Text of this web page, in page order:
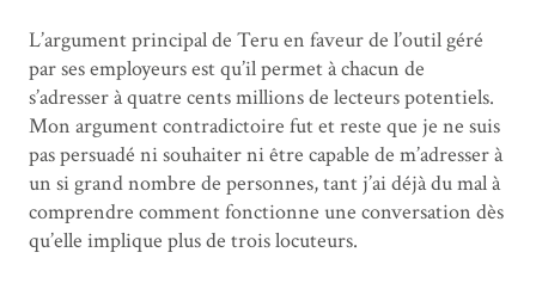
L’argument principal de Teru en faveur de l’outil géré
par ses employeurs est qu’il permet à chacun de
s’adresser à quatre cents millions de lecteurs potentiels.
Mon argument contradictoire fut et reste que je ne suis
pas persuadé ni souhaiter ni être capable de m’adresser à
un si grand nombre de personnes, tant j’ai déjà du mal à
comprendre comment fonctionne une conversation dès
qu’elle implique plus de trois locuteurs.